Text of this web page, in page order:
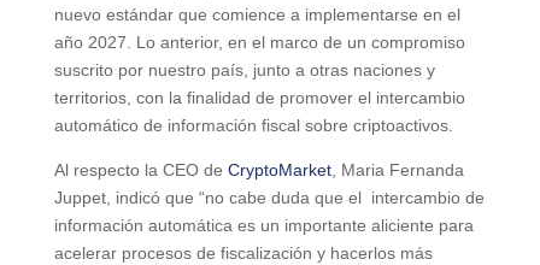
nuevo estándar que comience a implementarse en el
año 2027. Lo anterior, en el marco de un compromiso
suscrito por nuestro país, junto a otras naciones y
territorios, con la finalidad de promover el intercambio
automático de información fiscal sobre criptoactivos.
Al respecto la CEO de CryptoMarket, Maria Fernanda
Juppet, indicó que “no cabe duda que el intercambio de
información automática es un importante aliciente para
acelerar procesos de fiscalización y hacerlos más